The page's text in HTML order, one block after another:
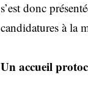
s’est donc
candidatures à la
Un accueil